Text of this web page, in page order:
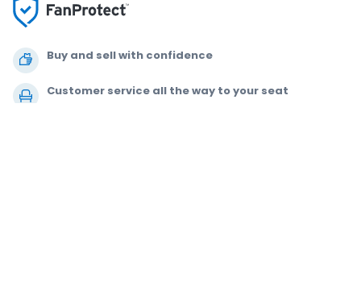
Buy and sell with confidence
Customer service all the way to your seat